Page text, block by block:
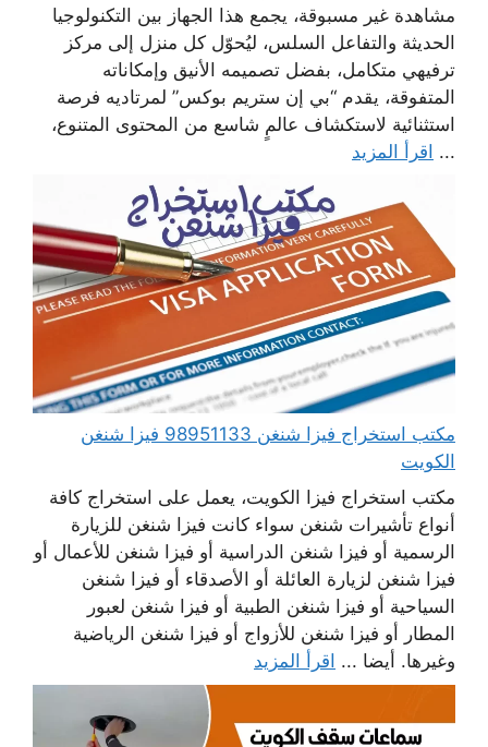
مشاهدة غير مسبوقة، يجمع هذا الجهاز بين التكنولوجيا
الحديثة والتفاعل السلس، ليُحوّل كل منزل إلى مركز
ترفيهي متكامل، بفضل تصميمه الأنيق وإمكاناته
المتفوقة، يقدم “بي إن ستريم بوكس” لمرتاديه فرصة
استثنائية لاستكشاف عالمٍ شاسع من المحتوى المتنوع،
... اقرأ المزيد
مكتب استخراج فيزا شنغن 98951133 فيزا شنغن
الكويت
مكتب استخراج فيزا الكويت، يعمل على استخراج كافة
أنواع تأشيرات شنغن سواء كانت فيزا شنغن للزيارة
الرسمية أو فيزا شنغن الدراسية أو فيزا شنغن للأعمال أو
فيزا شنغن لزيارة العائلة أو الأصدقاء أو فيزا شنغن
السياحية أو فيزا شنغن الطبية أو فيزا شنغن لعبور
المطار أو فيزا شنغن للأزواج أو فيزا شنغن الرياضية
وغيرها. أيضا ... اقرأ المزيد